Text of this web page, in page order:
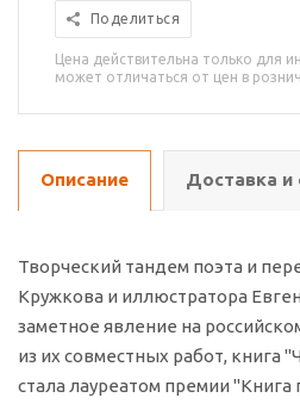
Поделиться
Цена действительна только для
может отличаться от цен в
Описание Доставка и
Творческий тандем поэта и
Кружкова и иллюстратора
заметное явление на
из их совместных работ, книга
стала лауреатом премии "Книга